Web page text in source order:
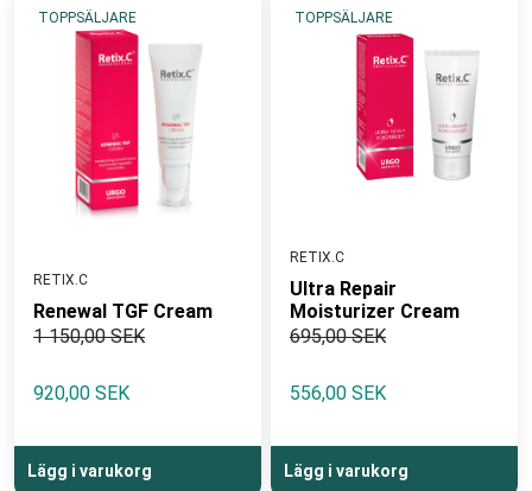
TOPPSÄLJARE
RETIX.C
Renewal TGF Cream
1 150,00 SEK
920,00 SEK
Lägg i varukorg
TOPPSÄLJARE
RETIX.C
Ultra Repair
Moisturizer Cream
695,00 SEK
556,00 SEK
Lägg i varukorg